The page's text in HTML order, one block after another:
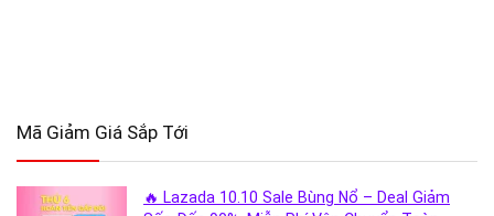
Mã Giảm Giá Sắp Tới
🔥 Lazada 10.10 Sale Bùng Nổ – Deal Giảm